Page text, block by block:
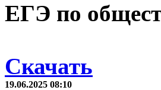
ЕГЭ по
Скачать
19.06.2025 08:10